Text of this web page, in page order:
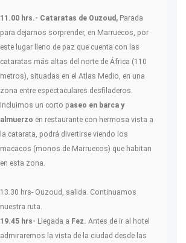
11.00 hrs.- Cataratas de Ouzoud, Parada
para dejarnos sorprender, en Marruecos, por
este lugar lleno de paz que cuenta con las
cataratas más altas del norte de África (110
metros), situadas en el Atlas Medio, en una
zona entre espectaculares desfiladeros.
Incluimos un corto paseo en barca y
almuerzo en restaurante con hermosa vista a
la catarata, podrá divertirse viendo los
macacos (monos de Marruecos) que habitan
en esta zona.
13.30 hrs- Ouzoud, salida. Continuamos
nuestra ruta.
19.45 hrs- Llegada a Fez. Antes de ir al hotel
admiraremos la vista de la ciudad desde las